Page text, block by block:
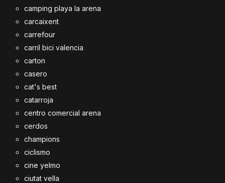
camping playa la arena
carcaixent
carrefour
carril bici valencia
carton
casero
cat's best
catarroja
centro comercial arena
cerdos
champions
ciclismo
cine yelmo
ciutat vella